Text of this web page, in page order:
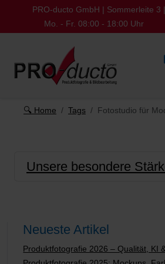
PRO-ducto GmbH | Sommerleite
Mo. - Fr. 08:00 - 18:00 Uhr
🔍 Home Tags Fotostudio für
Unsere besondere
Neueste Artikel
Produktfotografie 2026 – Qualität, KI